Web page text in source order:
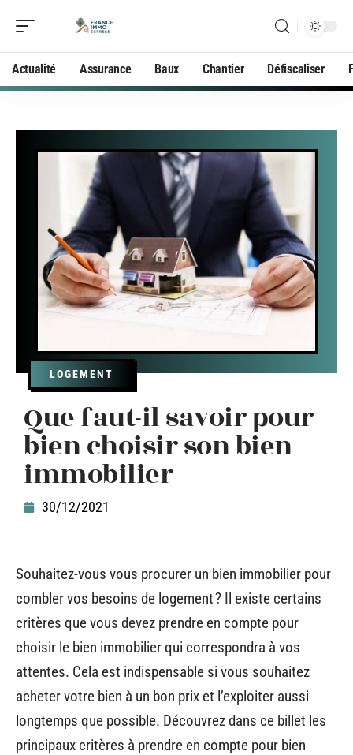
Actualité Assurance Baux Chantier Défiscaliser
LOGEMENT
Que faut-il savoir pour
bien choisir son bien
immobilier
30/12/2021
Souhaitez-vous vous procurer un bien immobilier pour
combler vos besoins de logement ? Il existe certains
critères que vous devez prendre en compte pour
choisir le bien immobilier qui correspondra à vos
attentes. Cela est indispensable si vous souhaitez
acheter votre bien à un bon prix et l’exploiter aussi
longtemps que possible. Découvrez dans ce billet les
principaux critères à prendre en compte pour bien